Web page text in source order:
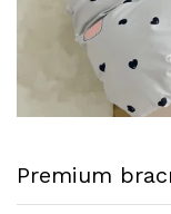
Premium